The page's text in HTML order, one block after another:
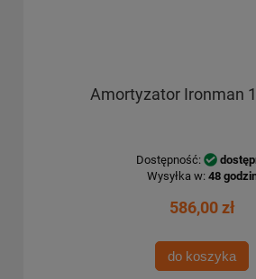
Amortyzator Ironman
Dostępność:
Wysyłka w: 48
586,00 zł
do koszyka